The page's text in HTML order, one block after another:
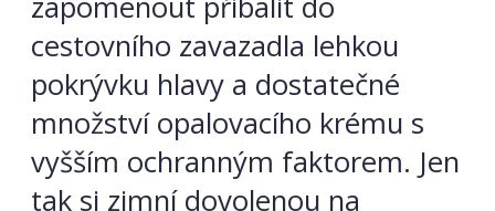
cestovního zavazadla lehkou
pokrývku hlavy a dostatečné
množství opalovacího krému s
vyšším ochranným faktorem. Jen
tak si zimní dovolenou na